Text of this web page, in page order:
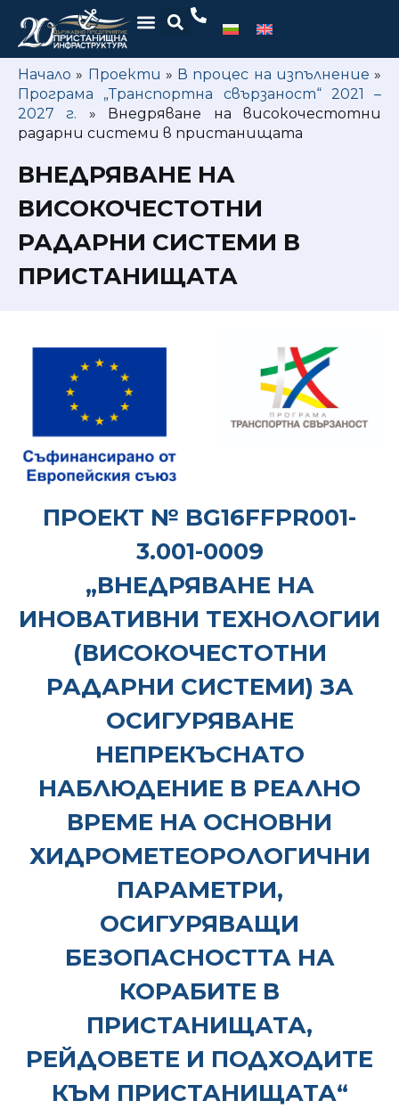
Начало » Проекти » В процес на изпълнение »
Програма „Транспортна свързаност“ 2021 –
2027 г. » Внедряване на високочестотни
радарни системи в пристанищата
ВНЕДРЯВАНЕ НА
ВИСОКОЧЕСТОТНИ
РАДАРНИ СИСТЕМИ В
ПРИСТАНИЩАТА
ПРОЕКТ № BG16FFPR001-
3.001-0009
„ВНЕДРЯВАНЕ НА
ИНОВАТИВНИ ТЕХНОЛОГИИ
(ВИСОКОЧЕСТОТНИ
РАДАРНИ СИСТЕМИ) ЗА
ОСИГУРЯВАНЕ
НЕПРЕКЪСНАТО
НАБЛЮДЕНИЕ В РЕАЛНО
ВРЕМЕ НА ОСНОВНИ
ХИДРОМЕТЕОРОЛОГИЧНИ
ПАРАМЕТРИ,
ОСИГУРЯВАЩИ
БЕЗОПАСНОСТТА НА
КОРАБИТЕ В
ПРИСТАНИЩАТА,
РЕЙДОВЕТЕ И ПОДХОДИТЕ
КЪМ ПРИСТАНИЩАТА“